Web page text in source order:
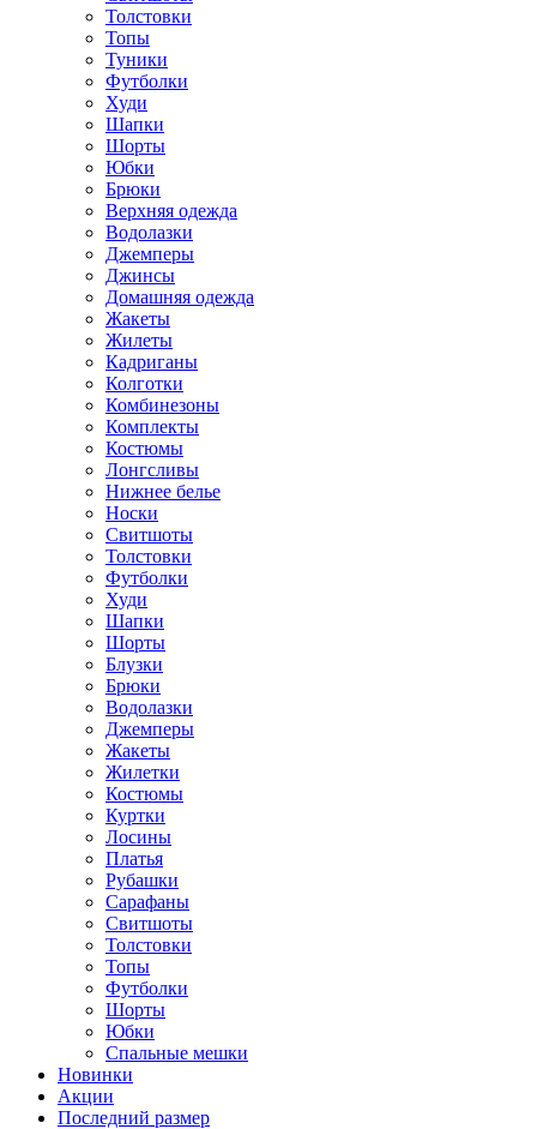
Толстовки
Топы
Туники
Футболки
Худи
Шапки
Шорты
Юбки
Брюки
Верхняя одежда
Водолазки
Джемперы
Джинсы
Домашняя одежда
Жакеты
Жилеты
Кадриганы
Колготки
Комбинезоны
Комплекты
Костюмы
Лонгсливы
Нижнее белье
Носки
Свитшоты
Толстовки
Футболки
Худи
Шапки
Шорты
Блузки
Брюки
Водолазки
Джемперы
Жакеты
Жилетки
Костюмы
Куртки
Лосины
Платья
Рубашки
Сарафаны
Свитшоты
Толстовки
Топы
Футболки
Шорты
Юбки
Спальные мешки
Новинки
Акции
Последний размер